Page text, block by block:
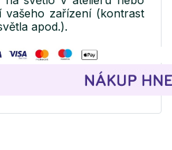
vašeho zařízení (kontrast
apod.).